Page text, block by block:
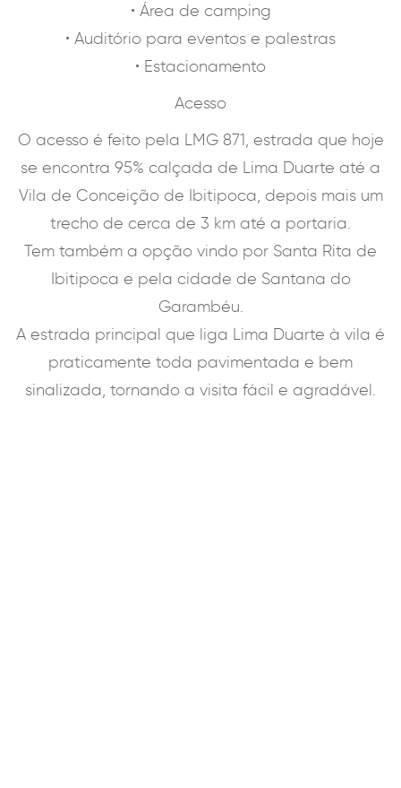
• Área de camping
• Auditório para eventos e palestras
• Estacionamento
Acesso
O acesso é feito pela LMG 871, estrada que hoje
se encontra 95% calçada de Lima Duarte até a
Vila de Conceição de Ibitipoca, depois mais um
trecho de cerca de 3 km até a portaria.
Tem também a opção vindo por Santa Rita de
Ibitipoca e pela cidade de Santana do
Garambéu.
A estrada principal que liga Lima Duarte à vila é
praticamente toda pavimentada e bem
sinalizada, tornando a visita fácil e agradável.